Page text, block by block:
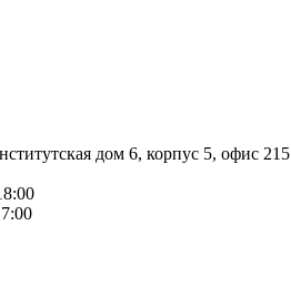
дом 6, корпус 5, офис 215